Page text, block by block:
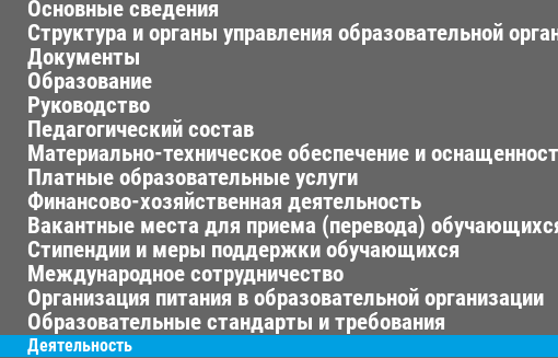
Основные сведения
Структура и органы управления образовательной
Документы
Образование
Руководство
Педагогический состав
Материально-техническое обеспечение и
Платные образовательные услуги
Финансово-хозяйственная деятельность
Вакантные места для приема (перевода)
Стипендии и меры поддержки обучающихся
Международное сотрудничество
Организация питания в образовательной организации
Образовательные стандарты и требования
Деятельность